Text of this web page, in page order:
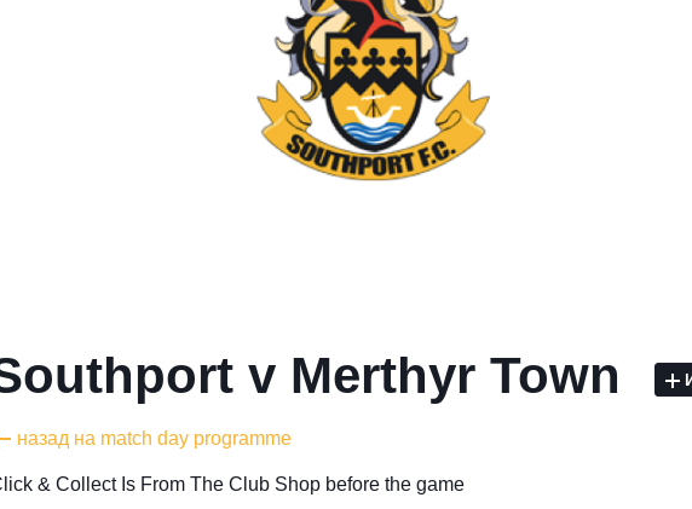
v Merthyr Town
назад на match day programme
& Collect Is From The Club Shop before the game